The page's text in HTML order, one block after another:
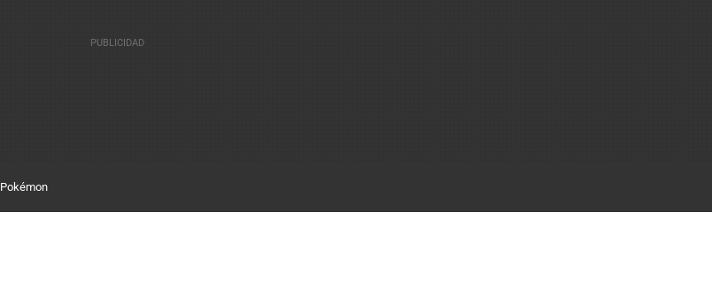
Pokémon